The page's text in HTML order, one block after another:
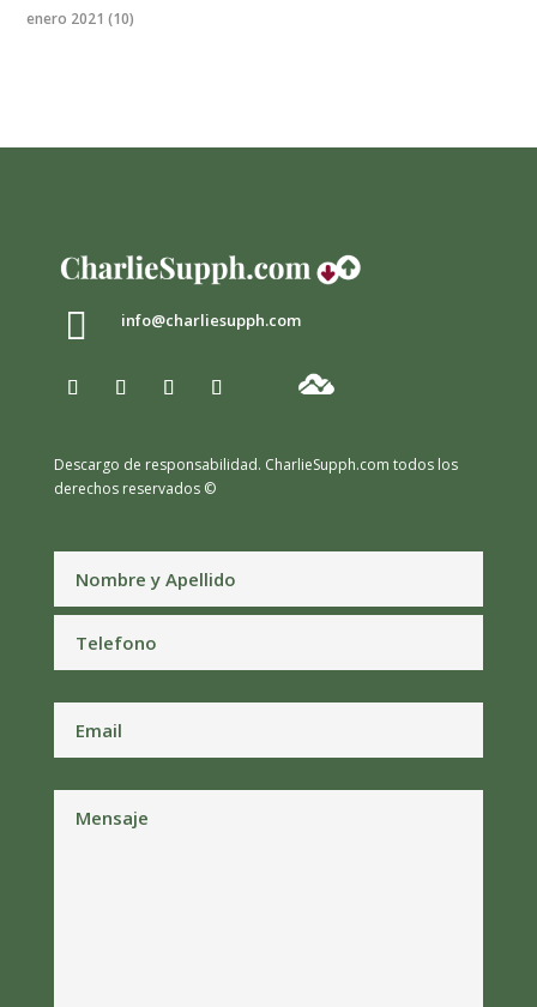
enero 2021 (10)
 info@charliesupph.com
Descargo de responsabilidad. CharlieSupph.com todos los
derechos reservados ©